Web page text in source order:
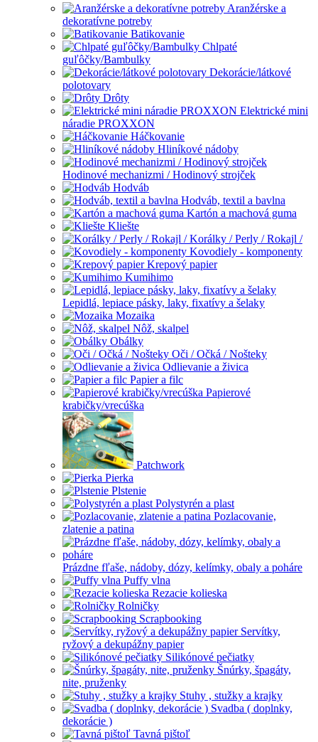
Aranžérske a
dekoratívne potreby
Batikovanie
Chlpaté
guľôčky/Bambulky
Dekorácie/látkové
polotovary
Drôty
Elektrické mini
náradie PROXXON
Háčkovanie
Hliníkové nádoby
Hodinové mechanizmi / Hodinový strojček
Hodváb
Hodváb, textil a bavlna
Kartón a machová guma
Kliešte
Korálky / Perly / Rokajl /
Kovodiely - komponenty
Krepový papier
Kumihimo
Lepidlá, lepiace pásky, laky, fixatívy a šelaky
Mozaika
Nôž, skalpel
Obálky
Oči / Očká / Nošteky
Odlievanie a živica
Papier a filc
Papierové
krabičky/vrecúška
Patchwork
Pierka
Plstenie
Polystyrén a plast
Pozlacovanie,
zlatenie a patina
Prázdne fľaše, nádoby, dózy, kelímky, obaly a poháre
Puffy vlna
Rezacie kolieska
Rolničky
Scrapbooking
Servítky,
ryžový a dekupážny papier
Silikónové pečiatky
Šnúrky, špagáty,
nite, pruženky
Stuhy , stužky a krajky
Svadba ( doplnky,
dekorácie )
Tavná pištoľ